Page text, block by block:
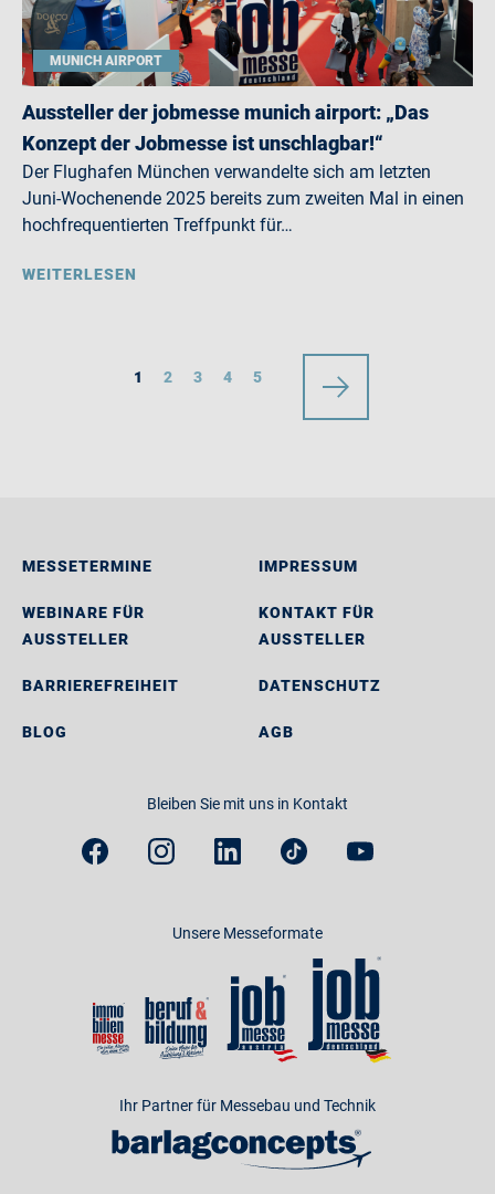
MUNICH AIRPORT
Aussteller der jobmesse munich airport: „Das
Konzept der Jobmesse ist unschlagbar!“
Der Flughafen München verwandelte sich am letzten
Juni-Wochenende 2025 bereits zum zweiten Mal in einen
hochfrequentierten Treffpunkt für…
WEITERLESEN
1 2 3 4 5
MESSETERMINE
WEBINARE FÜR
AUSSTELLER
BARRIEREFREIHEIT
BLOG
IMPRESSUM
KONTAKT FÜR
AUSSTELLER
DATENSCHUTZ
AGB
Bleiben Sie mit uns in Kontakt
Unsere Messeformate
Ihr Partner für Messebau und Technik